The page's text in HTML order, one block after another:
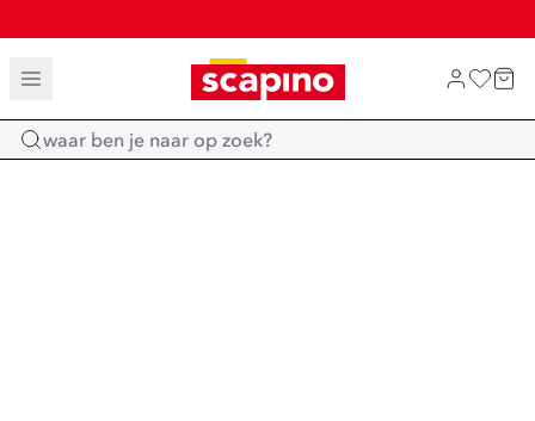
TOT 70% KORTING OP SALE
SHOP NIEUW
Home